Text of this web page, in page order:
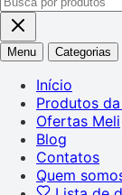
Menu Categorias
Início
Produtos
Ofertas Meli
Blog
Contatos
Quem